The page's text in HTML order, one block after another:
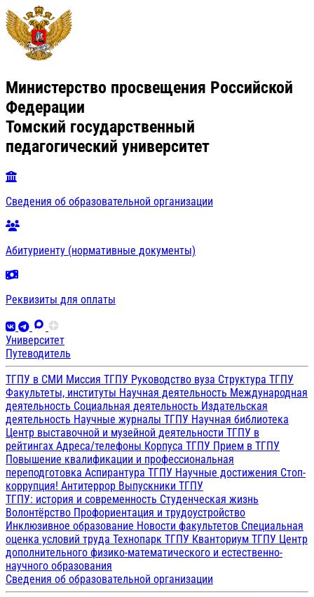
Министерство просвещения Российской
Федерации
Томский государственный
педагогический университет
Сведения об образовательной организации
Абитуриенту (нормативные документы)
Реквизиты для оплаты
Университет
Путеводитель
ТГПУ в СМИ Миссия ТГПУ Руководство вуза Структура ТГПУ
Факультеты, институты Научная деятельность Международная
деятельность Социальная деятельность Издательская
деятельность Научные журналы ТГПУ Научная библиотека
Центр выставочной и музейной деятельности ТГПУ в
рейтингах Адреса/телефоны Корпуса ТГПУ Прием в ТГПУ
Повышение квалификации и профессиональная
переподготовка Аспирантура ТГПУ Научные достижения Стоп-
коррупция! Антитеррор Выпускники ТГПУ
ТГПУ: история и современность Студенческая жизнь
Волонтёрство Профориентация и трудоустройство
Инклюзивное образование Новости факультетов Специальная
оценка условий труда Технопарк ТГПУ Кванториум ТГПУ Центр
дополнительного физико-математического и естественно-
научного образования
Сведения об образовательной организации